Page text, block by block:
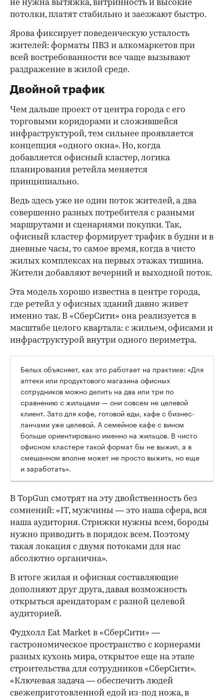
не нужна вытяжка, витринность и высокие
потолки, платят стабильно и заезжают быстро.
Ярова фиксирует поведенческую усталость
жителей: форматы ПВЗ и алкомаркетов при
всей востребованности все чаще вызывают
раздражение в жилой среде.
Двойной трафик
Чем дальше проект от центра города с его
торговыми коридорами и сложившейся
инфраструктурой, тем сильнее проявляется
концепция «одного окна». Но, когда
добавляется офисный кластер, логика
планирования ретейла меняется
принципиально.
Ведь здесь уже не один поток жителей, а два
совершенно разных потребителя с разными
маршрутами и сценариями покупки. Так,
офисный кластер формирует трафик в будни и в
дневные часы, то самое время, когда в чисто
жилых комплексах на первых этажах тишина.
Жители добавляют вечерний и выходной поток.
Эта модель хорошо известна в центре города,
где ретейл у офисных зданий давно живет
именно так. В «СберСити» она реализуется в
масштабе целого квартала: с жильем, офисами и
инфраструктурой внутри одного периметра.
Белых объясняет, как это работает на практике: «Для
аптеки или продуктового магазина офисных
сотрудников можно делить на два или три по
сравнению с жильцами — они совсем не целевой
клиент. Зато для кофе, готовой еды, кафе с бизнес-
ланчами уже целевой. А семейное кафе с вином
больше ориентировано именно на жильцов. В чисто
офисном кластере такой формат бы не выжил, а в
смешанном вполне может не просто выжить, но еще
и заработать».
В TopGun смотрят на эту двойственность без
сомнений: «IT, мужчины — это наша сфера, вся
наша аудитория. Стрижки нужны всем, бороды
нужно приводить в порядок всем. Поэтому
такая локация с двумя потоками для нас
абсолютно органична».
В итоге жилая и офисная составляющие
дополняют друг друга, давая возможность
открыться арендаторам с разной целевой
аудиторией.
Фудхолл Eat Market в «СберСити» —
гастрономическое пространство с корнерами
разных кухонь мира, открытое еще на этапе
строительства для сотрудников «СберСити».
«Ключевая задача — обеспечить людей
свежеприготовленной едой из-под ножа, в